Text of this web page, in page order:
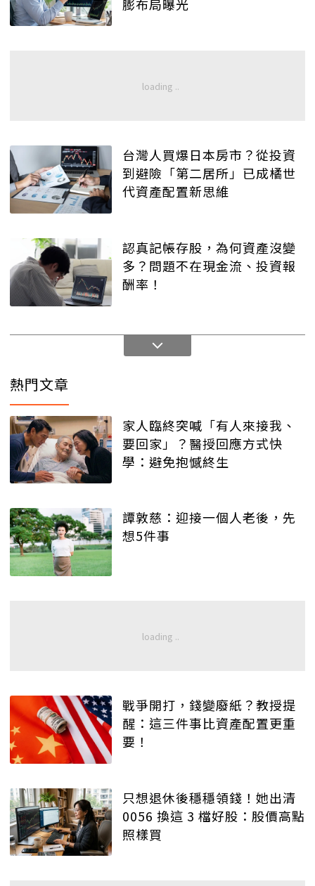
膨布局曝光
台灣人買爆日本房市？從投資
到避險「第二居所」已成橘世
代資產配置新思維
認真記帳存股，為何資產沒變
多？問題不在現金流、投資報
酬率！
熱門文章
家人臨終突喊「有人來接我、
要回家」？醫授回應方式快
學：避免抱憾終生
譚敦慈：迎接一個人老後，先
想5件事
戰爭開打，錢變廢紙？教授提
醒：這三件事比資產配置更重
要！
只想退休後穩穩領錢！她出清
0056 換這 3 檔好股：股價高點
照樣買